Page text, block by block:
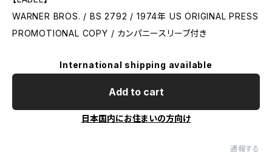
WARNER BROS. / BS 2792 / 1974年 US ORIGINAL PRESS
PROMOTIONAL COPY / カンパニースリーブ付き
International shipping available
Add to cart
日本国内にお住まいの方向け
通報する